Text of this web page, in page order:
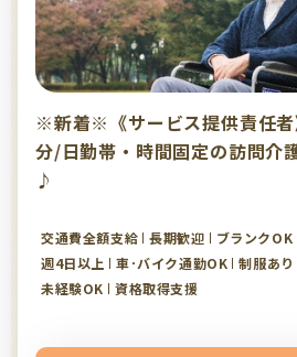
※新着※《サービス提供責任
分/日勤帯・時間固定の訪問介
♪
交通費全額支給 長期歓迎 ブランクOK
週4日以上
車･バイク通勤OK 制服あり
未経験OK
資格取得支援